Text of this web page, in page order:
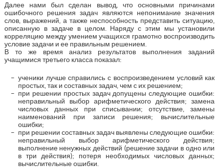
Далее нами был сделан вывод, что основными причинами
ошибочного решения задач являются непонимание значения
слов, выражений, а также неспособность представить ситуацию,
описанную в задаче в целом. Наряду с этим мы установили
корреляцию между умением учащихся грамотно воспроизводить
условие задачи и ее правильным решением.
В то же время анализ результатов выполнения заданий
учащимися третьего класса показал:
ученики лучше справились с воспроизведением условий как
простых, так и составных задач, чем с их решением;
при решении простых задач допущены следующие ошибки:
неправильный выбор арифметического действия; замена
числовых данных при списывании; отсутствие, замены
наименований при записи решения; вычислительные
ошибки;
при решении составных задач выявлены следующие ошибки:
неправильный выбор арифметического действия;
выполнение ненужных действий (решение задачи в одно или
в три действия); потеря необходимых числовых данных;
вычислительные ошибки.